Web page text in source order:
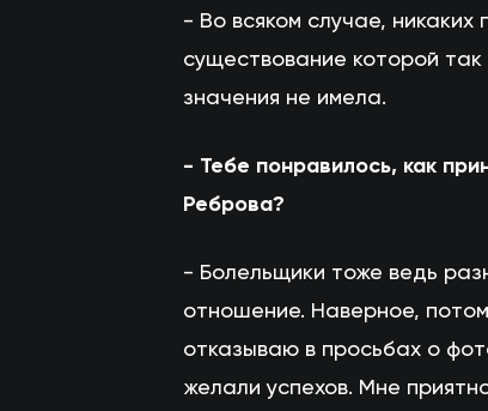
- Во всяком случае, никаких
существование которой
значения не имела.
- Тебе понравилось, как
Реброва?
- Болельщики тоже ведь
отношение. Наверное,
отказываю в просьбах о
желали успехов. Мне